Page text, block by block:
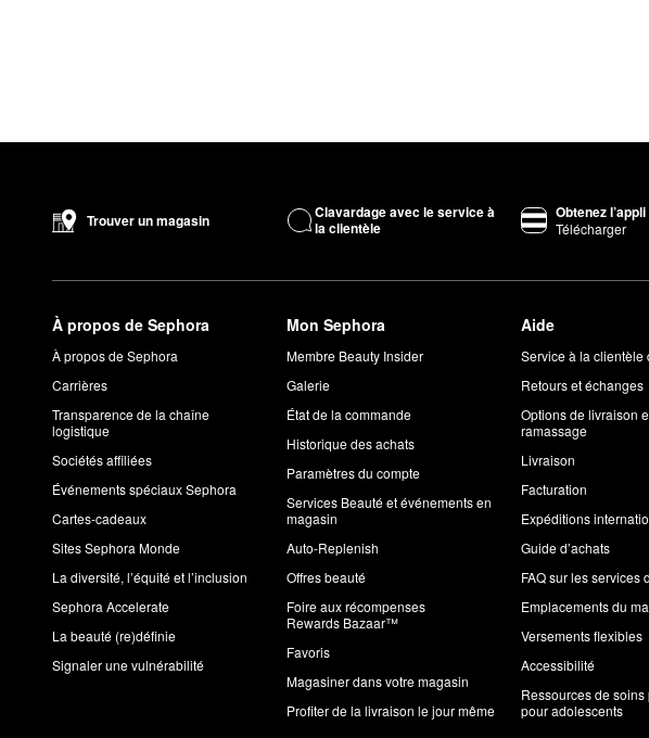
Trouver un magasin
Clavardage avec le service à
la clientèle
Obtenez l’appli
Télécharger
À propos de Sephora
À propos de Sephora
Carrières
Transparence de la chaîne
logistique
Sociétés affiliées
Événements spéciaux Sephora
Cartes-cadeaux
Sites Sephora Monde
La diversité, l’équité et l’inclusion
Sephora Accelerate
La beauté (re)définie
Signaler une vulnérabilité
Mon Sephora
Membre Beauty Insider
Galerie
État de la commande
Historique des achats
Paramètres du compte
Services Beauté et événements en
magasin
Auto-Replenish
Offres beauté
Foire aux récompenses
Rewards Bazaar™
Favoris
Magasiner dans votre magasin
Profiter de la livraison le jour même
Aide
Service à la clientèle
Retours et échanges
Options de livraison
ramassage
Livraison
Facturation
Expéditions
Guide d’achats
FAQ sur les services
Emplacements du
Versements flexibles
Accessibilité
Ressources de
pour adolescents